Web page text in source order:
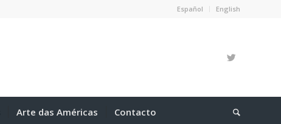
Español English
Arte das Américas Contacto